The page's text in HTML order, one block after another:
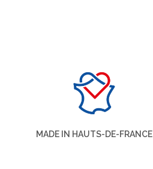
MADE IN HAUTS-DE-FRANCE